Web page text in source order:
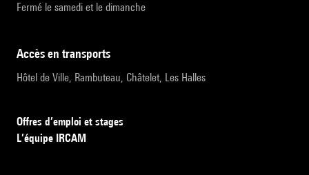
Fermé le samedi et le dimanche
accès en transports
Hôtel de Ville, Rambuteau, Châtelet, Les Halles
Offres d’emploi et stages
L’équipe IRCAM